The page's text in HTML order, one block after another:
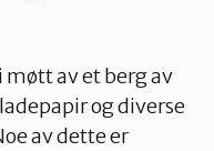
av et berg av
og diverse
av dette er